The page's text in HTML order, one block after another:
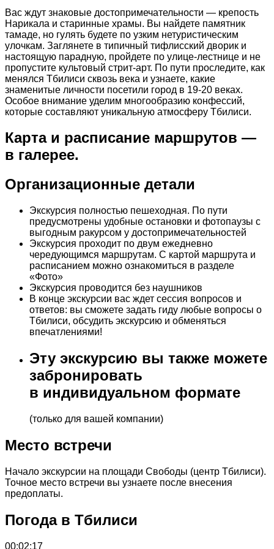
Вас ждут знаковые достопримечательности — крепость
Нарикала и старинные храмы. Вы найдете памятник
тамаде, но гулять будете по узким нетуристическим
улочкам. Заглянете в типичный тифлисский дворик и
настоящую парадную, пройдете по улице-лестнице и не
пропустите культовый стрит-арт. По пути проследите, как
менялся Тбилиси сквозь века и узнаете, какие
знаменитые личности посетили город в 19-20 веках.
Особое внимание уделим многообразию конфессий,
которые составляют уникальную атмосферу Тбилиси.
Карта и расписание маршрутов —
в галерее.
Организационные детали
Экскурсия полностью пешеходная. По пути
предусмотрены удобные остановки и фотопаузы с
выгодным ракурсом у достопримечательностей
Экскурсия проходит по двум ежедневно
чередующимся маршрутам. С картой маршрута и
расписанием можно ознакомиться в разделе
«Фото»
Экскурсия проводится без наушников
В конце экскурсии вас ждет сессия вопросов и
ответов: вы сможете задать гиду любые вопросы о
Тбилиси, обсудить экскурсию и обменяться
впечатлениями!
Эту экскурсию вы также можете
забронировать
в индивидуальном формате
(только для вашей компании)
Место встречи
Начало экскурсии на площади Свободы (центр Тбилиси).
Точное место встречи вы узнаете после внесения
предоплаты.
Погода в Тбилиси
00:02:17